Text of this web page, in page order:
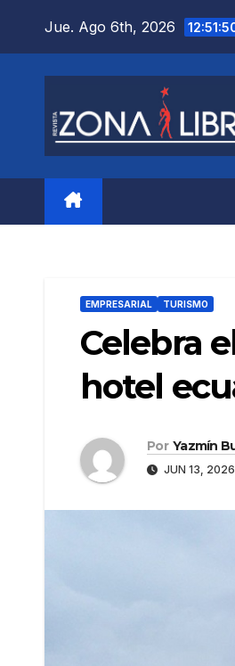
Jue. Ago 6th, 2026
EMPRESARIAL TURISMO
Celebra
hotel
Por Yazmín
JUN 13, 2026